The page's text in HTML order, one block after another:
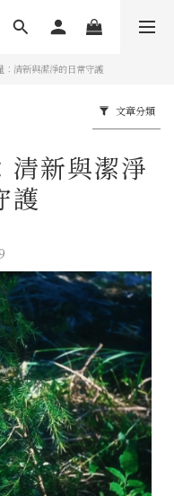
：清新與潔淨的日常守護
文章分類
清新與潔淨
護